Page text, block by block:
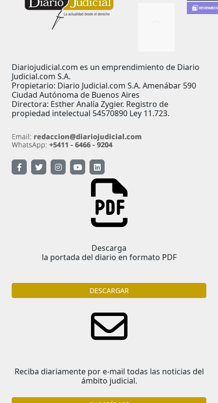
Diariojudicial.com es un emprendimiento de Diario
Judicial.com S.A.
Propietario: Diario Judicial.com S.A. Amenábar 590
Ciudad Autónoma de Buenos Aires
Directora: Esther Analía Zygier. Registro de
propiedad intelectual 54570890 Ley 11.723.
Descarga
la portada del diario en formato PDF
DESCARGAR
Reciba diariamente por e-mail todas las noticias del
ámbito judicial.